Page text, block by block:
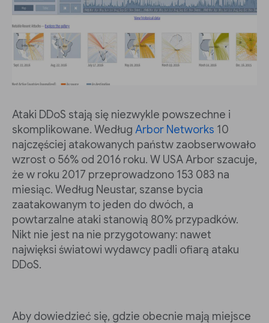
Ataki DDoS stają się niezwykle powszechne i
skomplikowane. Według Arbor Networks 10
najczęściej atakowanych państw zaobserwowało
wzrost o 56% od 2016 roku. W USA Arbor szacuje,
że w roku 2017 przeprowadzono 153 083 na
miesiąc. Według Neustar, szanse bycia
zaatakowanym to jeden do dwóch, a
powtarzalne ataki stanowią 80% przypadków.
Nikt nie jest na nie przygotowany: nawet
najwięksi światowi wydawcy padli ofiarą ataku
DDoS.
Aby dowiedzieć się, gdzie obecnie mają miejsce